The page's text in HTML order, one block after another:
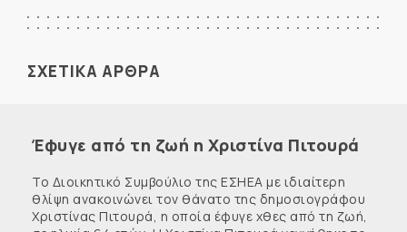
ΣΧΕΤΙΚΑ ΑΡΘΡΑ
Έφυγε από τη ζωή η Χριστίνα Πιτουρά
Το Διοικητικό Συμβούλιο της ΕΣΗΕΑ με ιδιαίτερη
θλίψη ανακοινώνει τον θάνατο της δημοσιογράφου
Χριστίνας Πιτουρά, η οποία έφυγε χθες από τη ζωή,